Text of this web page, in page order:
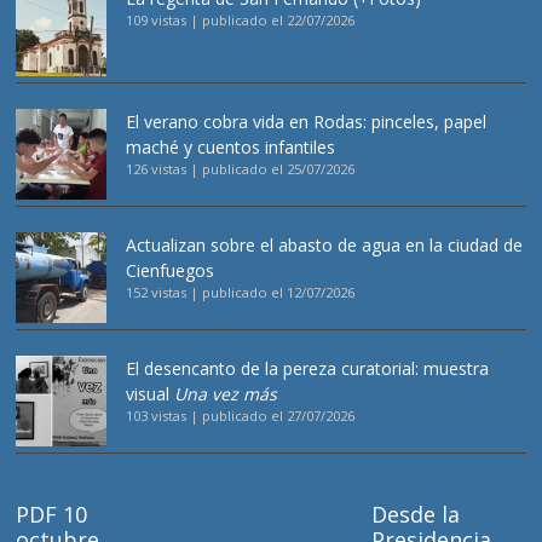
109 vistas | publicado el 22/07/2026
El verano cobra vida en Rodas: pinceles, papel
maché y cuentos infantiles
126 vistas | publicado el 25/07/2026
Actualizan sobre el abasto de agua en la ciudad de
Cienfuegos
152 vistas | publicado el 12/07/2026
El desencanto de la pereza curatorial: muestra
visual Una vez más
103 vistas | publicado el 27/07/2026
PDF 10
Desde la